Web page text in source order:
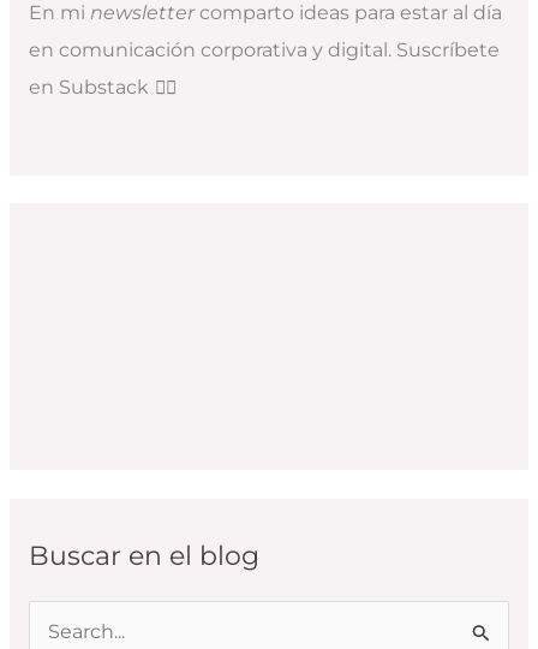
En mi newslettercomparto ideas para estar al día
en comunicación corporativa y digital. Suscríbete
en Substack 👇🏻
Buscar en el blog